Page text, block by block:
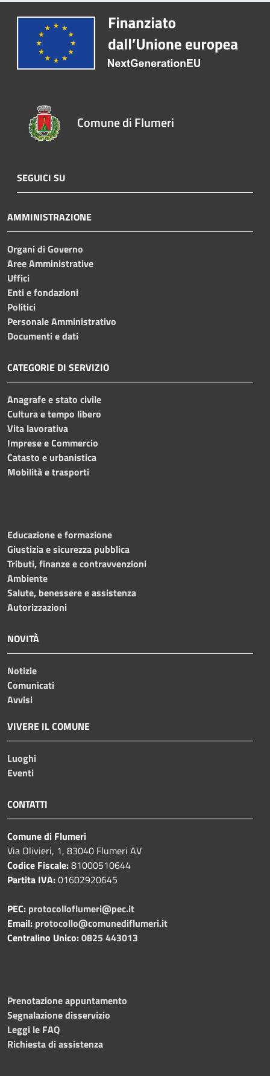
Comune di Flumeri
SEGUICI SU
AMMINISTRAZIONE
Organi di Governo
Aree Amministrative
Uffici
Enti e fondazioni
Politici
Personale Amministrativo
Documenti e dati
CATEGORIE DI SERVIZIO
Anagrafe e stato civile
Cultura e tempo libero
Vita lavorativa
Imprese e Commercio
Catasto e urbanistica
Mobilità e trasporti
Educazione e formazione
Giustizia e sicurezza pubblica
Tributi, finanze e contravvenzioni
Ambiente
Salute, benessere e assistenza
Autorizzazioni
NOVITÀ
Notizie
Comunicati
Avvisi
VIVERE IL COMUNE
Luoghi
Eventi
CONTATTI
Comune di Flumeri
Via Olivieri, 1, 83040 Flumeri AV
Codice Fiscale:81000510644
Partita IVA:01602920645
PEC: protocolloflumeri@pec.it
Email: protocollo@comunediflumeri.it
Centralino Unico:0825 443013
Prenotazione appuntamento
Segnalazione disservizio
Leggi le FAQ
Richiesta di assistenza